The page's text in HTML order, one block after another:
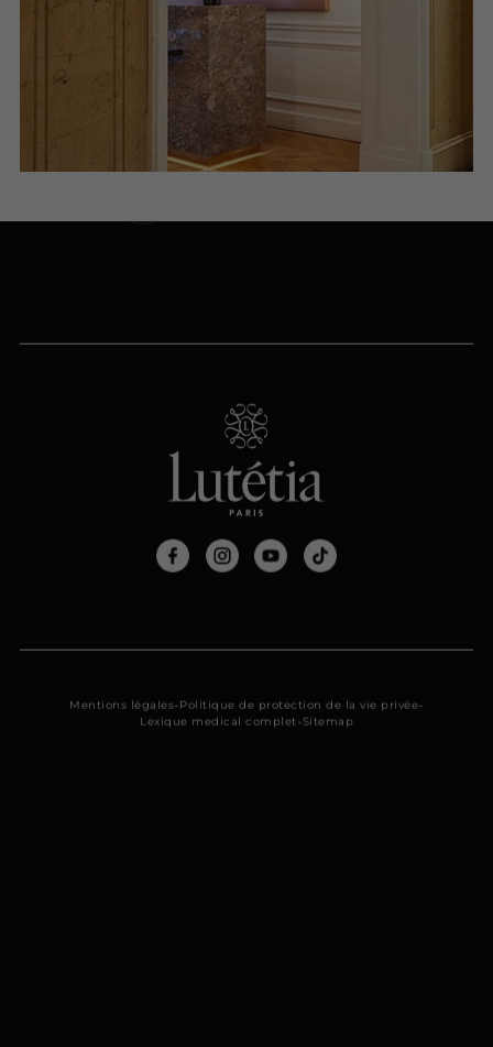
NOUS APPELER
du lundi au samedi (9h-20h)
NOUS ÉCRIRE
Via le formulaire de contact
Mentions légales-Politique de protection de la vie privée-
Lexique medical complet -Sitemap